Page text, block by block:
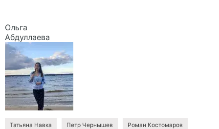
Ольга
Абдуллаева
Татьяна Навка Петр Чернышев Роман Костомаров